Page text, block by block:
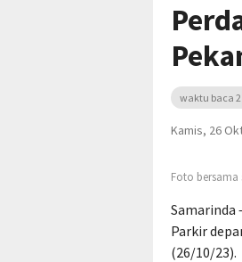
waktu baca
Kamis, 26
Foto bersama
Samarinda
Parkir
(26/10/23).